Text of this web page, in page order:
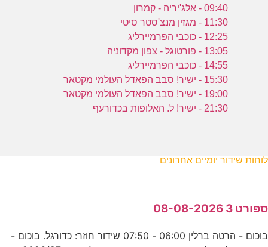
09:40 - אלג'יריה - קמרון
11:30 - מגזין מנצ'סטר סיטי
12:25 - כוכבי הפרמיירליג
13:05 - פורטוגל - צפון מקדוניה
14:55 - כוכבי הפרמיירליג
15:30 - ישיר! סבב הפאדל העולמי מקטאר
19:00 - ישיר! סבב הפאדל העולמי מקטאר
21:30 - ישיר! ל. האלופות בכדורעף
לוחות שידור יומיים אחרונים
ספורט 3 08-08-2026
בוכום - הרטה ברלין 06:00 - 07:50 שידור חוזר: כדורגל. בוכום -